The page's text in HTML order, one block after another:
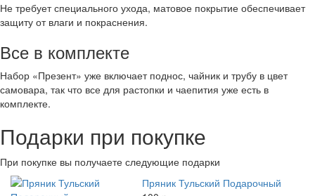
Не требует специального ухода, матовое покрытие обеспечивает
защиту от влаги и покраснения.
Все в комплекте
Набор «Презент» уже включает поднос, чайник и трубу в цвет
самовара, так что все для растопки и чаепития уже есть в
комплекте.
Подарки при покупке
При покупке вы получаете следующие подарки
Пряник Тульский Подарочный